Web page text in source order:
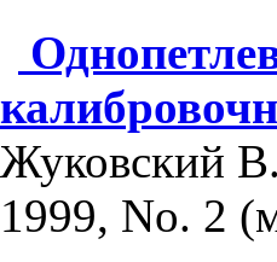
Жуковский
1999, No. 2